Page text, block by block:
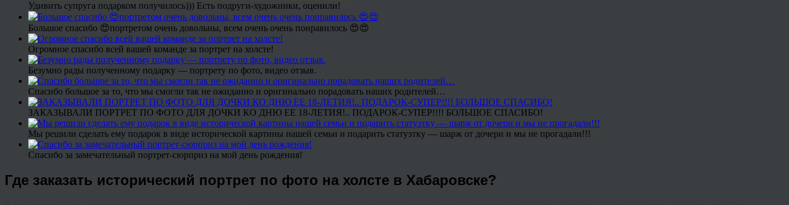
Удивить супруга подарком получилось))) Есть подруги-художники, оценили!
Большое спасибо 😍портретом очень довольны, всем очень очень понравилось 😍😍
Огромное спасибо всей вашей команде за портрет на холсте!
Безумно рады полученному подарку — портрету по фото, видео отзыв.
Спасибо большое за то, что мы смогли так не ожиданно и оригинально порадовать наших родителей…
ЗАКАЗЫВАЛИ ПОРТРЕТ ПО ФОТО ДЛЯ ДОЧКИ КО ДНЮ ЕЕ 18-ЛЕТИЯ!.. ПОДАРОК-СУПЕР!!!! БОЛЬШОЕ СПАСИБО!
Мы решили сделать ему подарок в виде исторической картины нашей семьи и подарить статуэтку — шарж от дочери и мы не прогадали!!!
Спасибо за замечательный портрет-сюрприз на мой день рождения!
Где заказать исторический портрет по фото на холсте в Хабаровске?